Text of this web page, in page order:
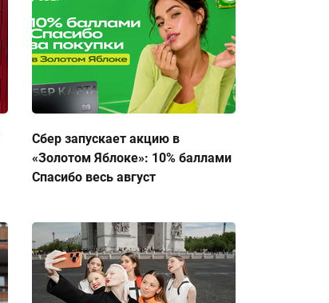
Сбер запускает акцию в
«Золотом Яблоке»: 10% баллами
Спасибо весь август